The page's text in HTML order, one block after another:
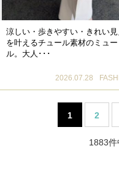
涼しい・歩きやすい・きれい見
を叶えるチュール素材のミュー
ル。大人･･･
2026.07.28
1 2
1883